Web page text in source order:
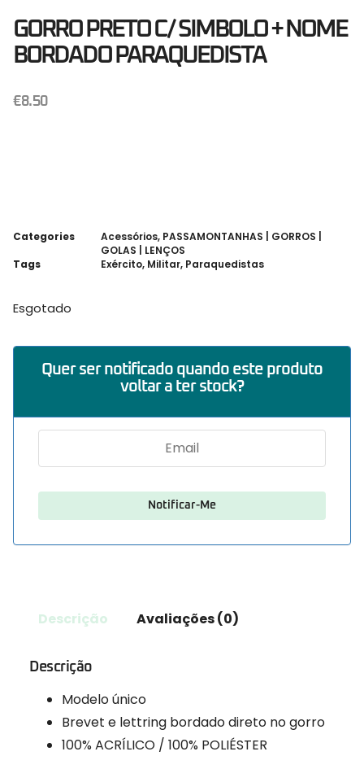
GORRO PRETO C/ SIMBOLO + NOME
BORDADO PARAQUEDISTA
€8.50
Categories Acessórios, PASSAMONTANHAS | GORROS |
GOLAS | LENÇOS
Tags
Exército, Militar, Paraquedistas
Esgotado
Quer ser notificado quando este produto
voltar a ter stock?
Descrição Avaliações (0)
Descrição
Modelo único
Brevet e lettring bordado direto no gorro
100% ACRÍLICO / 100% POLIÉSTER